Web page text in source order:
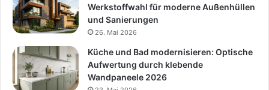
Werkstoffwahl für moderne Außenhüllen
und Sanierungen
26. Mai 2026
Küche und Bad modernisieren: Optische
Aufwertung durch klebende
Wandpaneele 2026